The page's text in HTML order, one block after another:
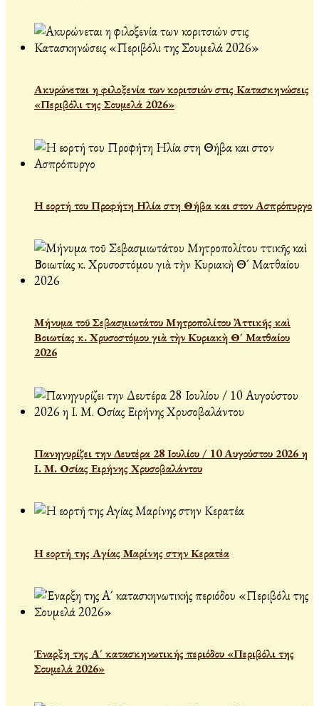
Ακυρώνεται η φιλοξενία των κοριτσιών στις Κατασκηνώσεις
«Περιβόλι της Σουμελά 2026»
Η εορτή του Προφήτη Ηλία στη Θήβα και στον Ασπρόπυργο
Μήνυμα τοῦ Σεβασμιωτάτου Μητροπολίτου Ἀττικῆς καὶ
Βοιωτίας κ. Χρυσοστόμου γιὰ τὴν Κυριακὴ Θ´ Ματθαίου
2026
Πανηγυρίζει την Δευτέρα 28 Ιουλίου / 10 Αυγούστου 2026 η
Ι. Μ. Οσίας Ειρήνης Χρυσοβαλάντου
Η εορτή της Αγίας Μαρίνης στην Κερατέα
Έναρξη της Α´ κατασκηνωτικής περιόδου «Περιβόλι της
Σουμελά 2026»